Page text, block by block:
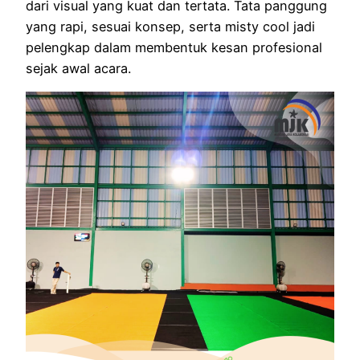
dari visual yang kuat dan tertata. Tata panggung
yang rapi, sesuai konsep, serta misty cool jadi
pelengkap dalam membentuk kesan profesional
sejak awal acara.